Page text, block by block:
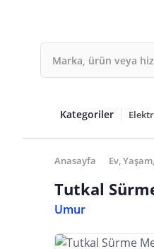
Kategoriler
Anasayfa Ev,
Tutkal
Umur